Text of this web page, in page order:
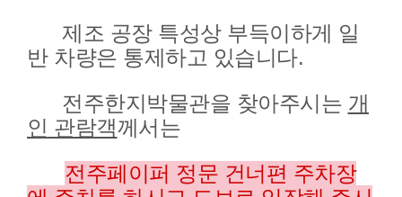
제조 공장 특성상 부득이하게 일
반 차량은 통제하고 있습니다.
전주한지박물관을 찾아주시는 개
인 관람객께서는
전주페이퍼 정문 건너편 주차장